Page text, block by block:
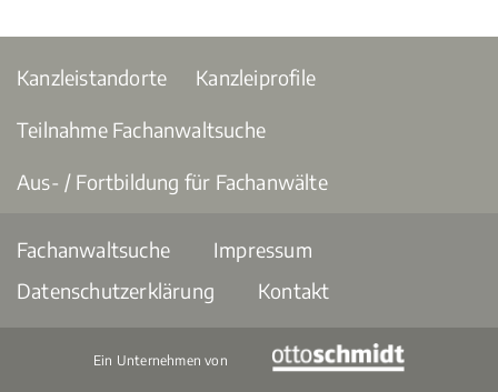
Kanzleistandorte Kanzleiprofile
Teilnahme Fachanwaltsuche
Aus- / Fortbildung für Fachanwälte
Fachanwaltsuche
Impressum
Datenschutzerklärung
Kontakt
Ein Unternehmen von